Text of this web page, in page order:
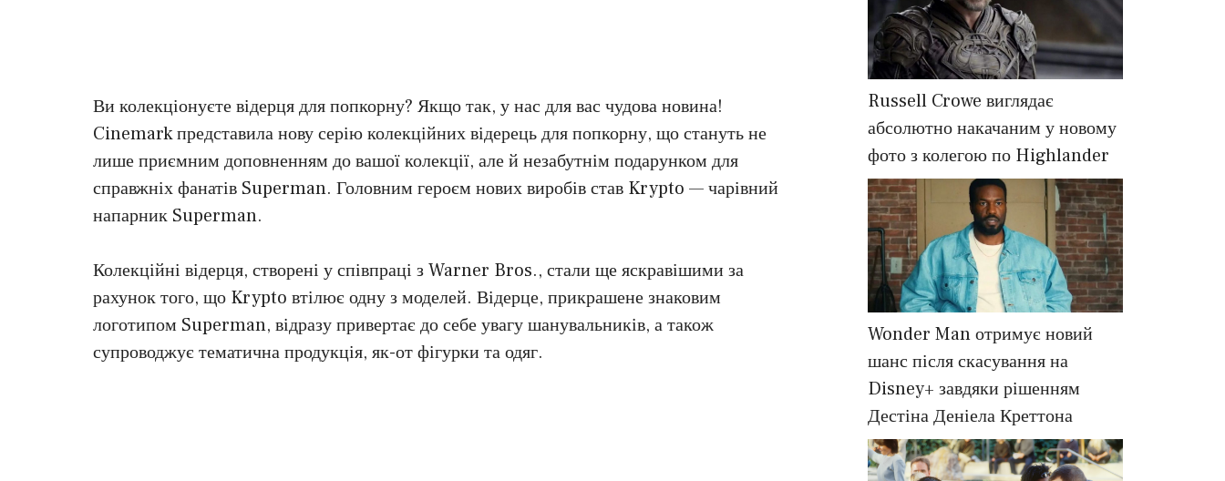
Ви колекціонуєте відерця для попкорну? Якщо так, у нас для вас чудова новина!
Cinemark представила нову серію колекційних відерець для попкорну, що стануть не
лише приємним доповненням до вашої колекції, але й незабутнім подарунком для
справжніх фанатів Superman. Головним героєм нових виробів став Krypto — чарівний
напарник Superman.
Колекційні відерця, створені у співпраці з Warner Bros., стали ще яскравішими за
рахунок того, що Krypto втілює одну з моделей. Відерце, прикрашене знаковим
логотипом Superman, відразу привертає до себе увагу шанувальників, а також
супроводжує тематична продукція, як-от фігурки та одяг.
Russell Crowe виглядає
абсолютно накачаним у новому
фото з колегою по Highlander
Wonder Man отримує новий
шанс після скасування на
Disney+ завдяки рішенням
Дестіна Деніела Креттона